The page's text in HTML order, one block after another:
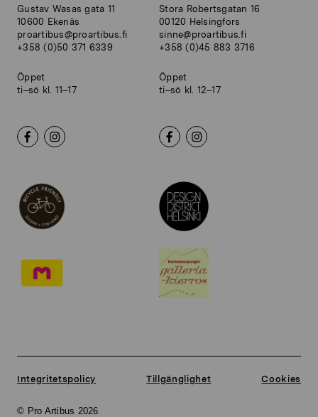
Gustav Wasas gata 11
10600 Ekenäs
proartibus@proartibus.fi
+358 (0)50 371 6339
Öppet
ti–sö kl. 11–17
Stora Robertsgatan 16
00120 Helsingfors
sinne@proartibus.fi
+358 (0)45 883 3716
Öppet
ti–sö kl. 12–17
© Pro Artibus 2026
Integritetspolicy Tillgänglighet Cookies